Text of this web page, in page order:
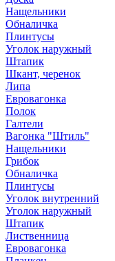
Нащельники
Обналичка
Плинтусы
Уголок наружный
Штапик
Шкант, черенок
Липа
Евровагонка
Полок
Галтели
Вагонка "Штиль"
Нащельники
Грибок
Обналичка
Плинтусы
Уголок внутренний
Уголок наружный
Штапик
Лиственница
Евровагонка